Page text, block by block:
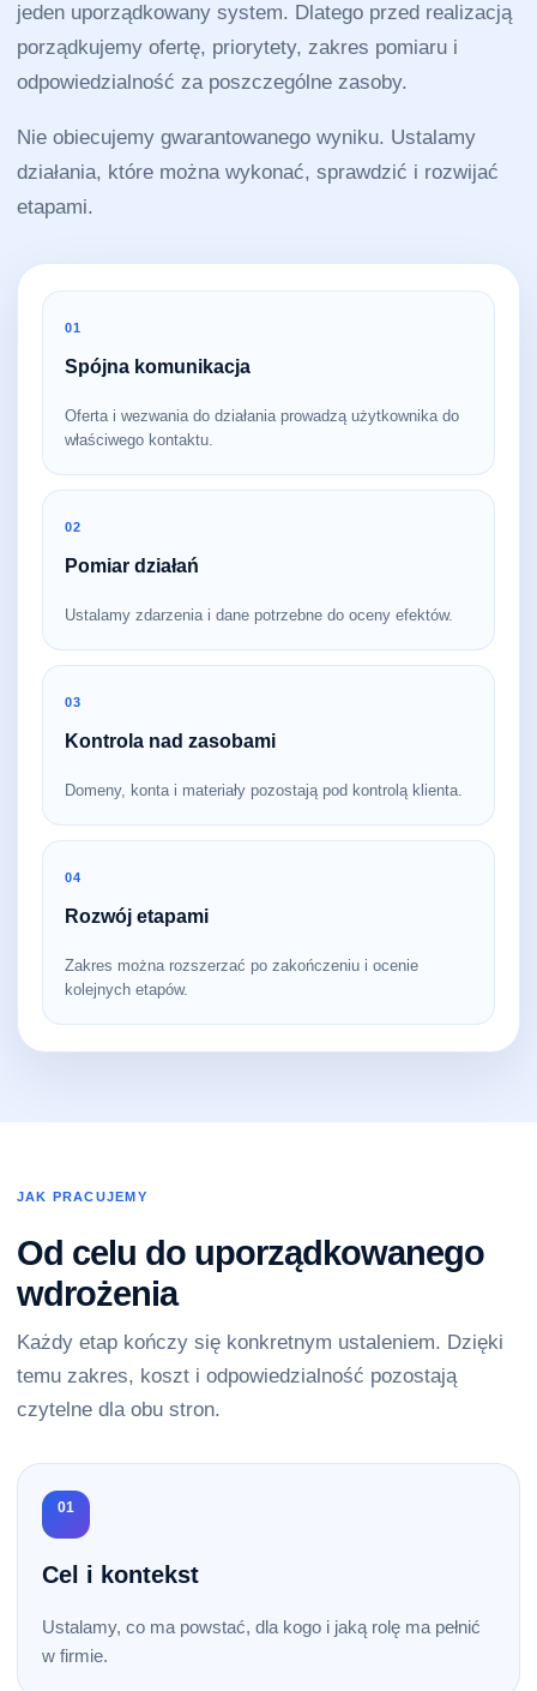
jeden uporządkowany system. Dlatego przed realizacją
porządkujemy ofertę, priorytety, zakres pomiaru i
odpowiedzialność za poszczególne zasoby.
Nie obiecujemy gwarantowanego wyniku. Ustalamy
działania, które można wykonać, sprawdzić i rozwijać
etapami.
01
Spójna komunikacja
Oferta i wezwania do działania prowadzą użytkownika do
właściwego kontaktu.
02
Pomiar działań
Ustalamy zdarzenia i dane potrzebne do oceny efektów.
03
Kontrola nad zasobami
Domeny, konta i materiały pozostają pod kontrolą klienta.
04
Rozwój etapami
Zakres można rozszerzać po zakończeniu i ocenie
kolejnych etapów.
JAK PRACUJEMY
Od celu do uporządkowanego
wdrożenia
Każdy etap kończy się konkretnym ustaleniem. Dzięki
temu zakres, koszt i odpowiedzialność pozostają
czytelne dla obu stron.
01
Cel i kontekst
Ustalamy, co ma powstać, dla kogo i jaką rolę ma pełnić
w firmie.